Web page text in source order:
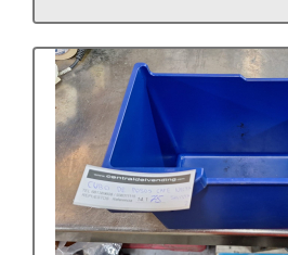
Añadir a la cesta